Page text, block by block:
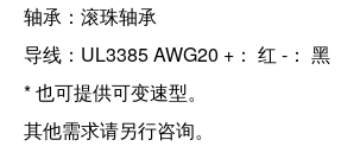
轴承：滚珠轴承
导线：UL3385 AWG20 +： 红 -： 黑
* 也可提供可变速型。
其他需求请另行咨询。